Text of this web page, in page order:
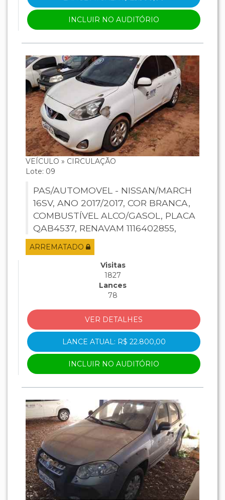
INCLUIR NO AUDITÓRIO
VEÍCULO » CIRCULAÇÃO
Lote: 09
PAS/AUTOMOVEL - NISSAN/MARCH
16SV, ANO 2017/2017, COR BRANCA,
COMBUSTÍVEL ALCO/GASOL, PLACA
QAB4537, RENAVAM 1116402855,
CHASSI 94DFCUK13HB109138,
MOTOR HR16098591T.
ARREMATADO
Visitas
1827
Lances
78
VER DETALHES
LANCE ATUAL: R$ 22.800,00
INCLUIR NO AUDITÓRIO